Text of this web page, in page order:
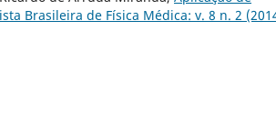
Brasileira de Física Médica: v. 8 n. 2